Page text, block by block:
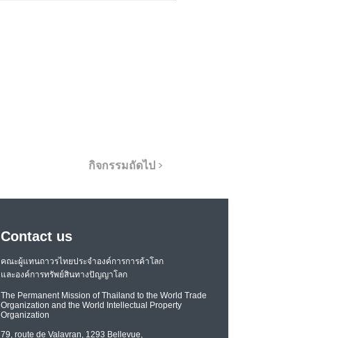
กิจกรรมถัดไป >
Contact us
คณะผู้แทนถาวรไทยประจำองค์การการค้าโลก
และองค์การทรัพย์สินทางปัญญาโลก
The Permanent Mission of Thailand to the World Trade
Organization and the World Intellectual Property
Organization
79, route de Valavran, 1293 Bellevue,